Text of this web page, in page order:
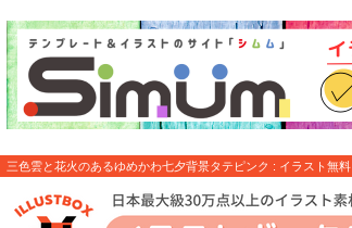
三色雲と花火のあるゆめかわ七夕背景タテピンク : イラスト無料